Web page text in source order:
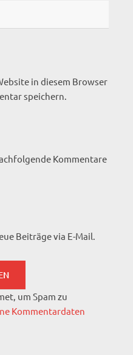
in diesem Browser
speichern.
Kommentare
Beiträge via E-Mail.
um Spam zu
Kommentardaten